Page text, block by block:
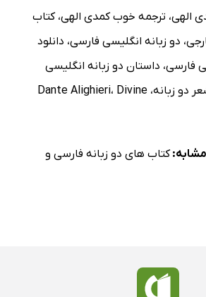
الهی، ترجمه خوب کمدی الهی،کتاب
، دو زبانه انگلیسی فارسی، دانلود
فارسی، داستان دو زبانه انگلیسی
دو زبانه، Dante Alighieri، Divine
کتاب های دو زبانه فارسی و